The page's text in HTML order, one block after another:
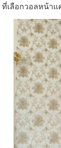
อกวอลหน้าแค